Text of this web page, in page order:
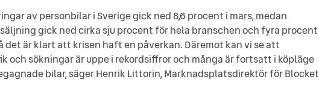
av personbilar i Sverige gick ned 8,6 procent i mars, medan
gick ned cirka sju procent för hela branschen och fyra procent
det är klart att krisen haft en påverkan. Däremot kan vi se att
och sökningar är uppe i rekordsiffror och många är fortsatt i köpläge
bilar, säger Henrik Littorin, Marknadsplatsdirektör för Blocket